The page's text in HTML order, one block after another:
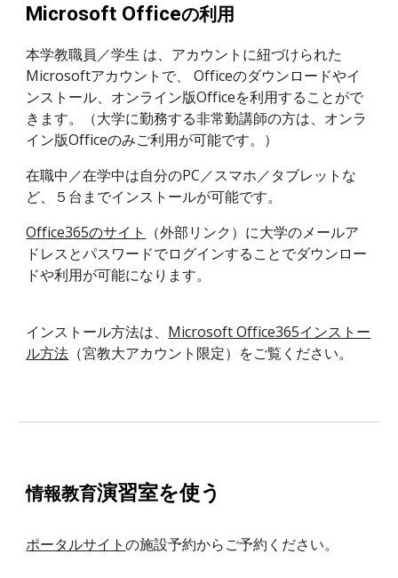
Microsoft Officeの利用
本学教職員／学生 は、アカウントに紐づけられた
Microsoftアカウントで、 Officeのダウンロードやイ
ンストール、オンライン版Officeを利用することがで
きます。（大学に勤務する非常勤講師の方は、オンラ
イン版Officeのみご利用が可能です。）
在職中／在学中は自分のPC／スマホ／タブレットな
ど、５台までインストールが可能です。
Office365のサイト
（外部リンク） に大学のメールア
ドレスとパスワードでログインすることでダウンロー
ドや利用が可能になります。
インストール方法は、 Microsoft Office365インストー
ル方法 （宮教大アカウント限定） をご覧ください。
情報教育演習室を使う
ポータルサイトの施設予約からご予約ください。